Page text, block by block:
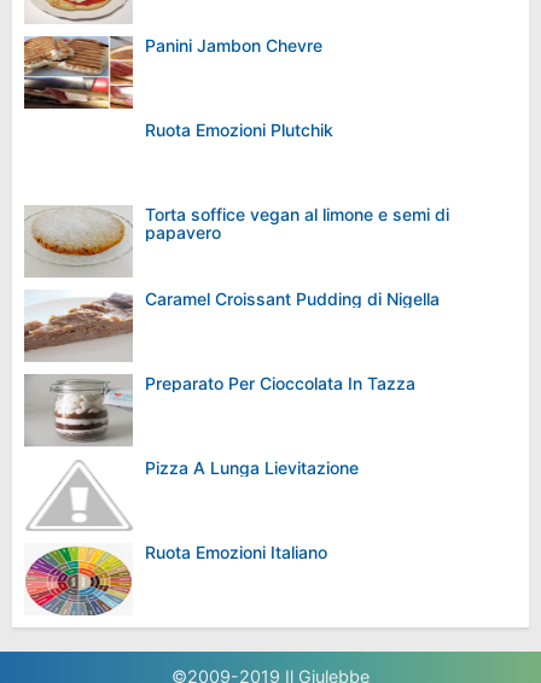
Panini Jambon Chevre
Ruota Emozioni Plutchik
Torta soffice vegan al limone e semi di
papavero
Caramel Croissant Pudding di Nigella
Preparato Per Cioccolata In Tazza
Pizza A Lunga Lievitazione
Ruota Emozioni Italiano
©2009-2019 Il Giulebbe